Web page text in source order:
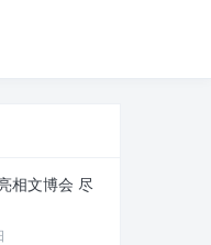
相文博会 尽